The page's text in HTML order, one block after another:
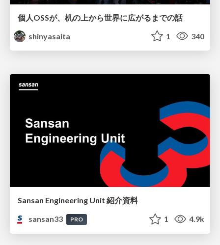
個人OSSが、机の上から世界に広がるまでの話
shinyasaita
1 340
Sansan Engineering Unit 紹介資料
sansan33
PRO 1 4.9k